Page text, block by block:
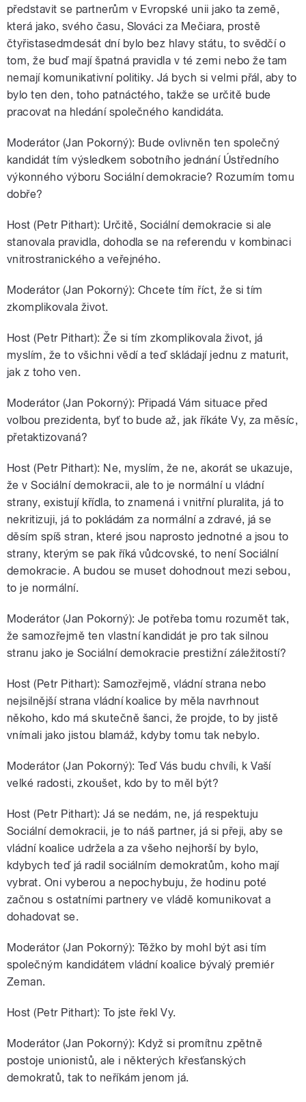
představit se partnerům v Evropské unii jako ta země,
která jako, svého času, Slováci za Mečiara, prostě
čtyřistasedmdesát dní bylo bez hlavy státu, to svědčí o
tom, že buď mají špatná pravidla v té zemi nebo že tam
nemají komunikativní politiky. Já bych si velmi přál, aby to
bylo ten den, toho patnáctého, takže se určitě bude
pracovat na hledání společného kandidáta.
Moderátor (Jan Pokorný): Bude ovlivněn ten společný
kandidát tím výsledkem sobotního jednání Ústředního
výkonného výboru Sociální demokracie? Rozumím tomu
dobře?
Host (Petr Pithart): Určitě, Sociální demokracie si ale
stanovala pravidla, dohodla se na referendu v kombinaci
vnitrostranického a veřejného.
Moderátor (Jan Pokorný): Chcete tím říct, že si tím
zkomplikovala život.
Host (Petr Pithart): Že si tím zkomplikovala život, já
myslím, že to všichni vědí a teď skládají jednu z maturit,
jak z toho ven.
Moderátor (Jan Pokorný): Připadá Vám situace před
volbou prezidenta, byť to bude až, jak říkáte Vy, za měsíc,
přetaktizovaná?
Host (Petr Pithart): Ne, myslím, že ne, akorát se ukazuje,
že v Sociální demokracii, ale to je normální u vládní
strany, existují křídla, to znamená i vnitřní pluralita, já to
nekritizuji, já to pokládám za normální a zdravé, já se
děsím spíš stran, které jsou naprosto jednotné a jsou to
strany, kterým se pak říká vůdcovské, to není Sociální
demokracie. A budou se muset dohodnout mezi sebou,
to je normální.
Moderátor (Jan Pokorný): Je potřeba tomu rozumět tak,
že samozřejmě ten vlastní kandidát je pro tak silnou
stranu jako je Sociální demokracie prestižní záležitostí?
Host (Petr Pithart): Samozřejmě, vládní strana nebo
nejsilnější strana vládní koalice by měla navrhnout
někoho, kdo má skutečně šanci, že projde, to by jistě
vnímali jako jistou blamáž, kdyby tomu tak nebylo.
Moderátor (Jan Pokorný): Teď Vás budu chvíli, k Vaší
velké radosti, zkoušet, kdo by to měl být?
Host (Petr Pithart): Já se nedám, ne, já respektuju
Sociální demokracii, je to náš partner, já si přeji, aby se
vládní koalice udržela a za všeho nejhorší by bylo,
kdybych teď já radil sociálním demokratům, koho mají
vybrat. Oni vyberou a nepochybuju, že hodinu poté
začnou s ostatními partnery ve vládě komunikovat a
dohadovat se.
Moderátor (Jan Pokorný): Těžko by mohl být asi tím
společným kandidátem vládní koalice bývalý premiér
Zeman.
Host (Petr Pithart): To jste řekl Vy.
Moderátor (Jan Pokorný): Když si promítnu zpětně
postoje unionistů, ale i některých křesťanských
demokratů, tak to neříkám jenom já.